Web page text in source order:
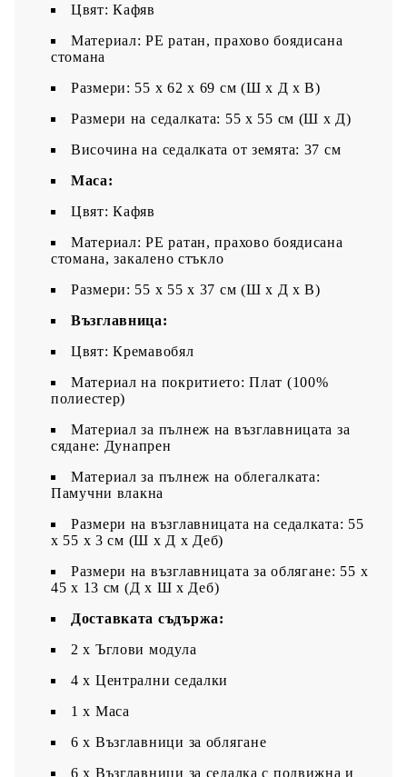
Цвят: Кафяв
Материал: PE ратан, прахово боядисана
стомана
Размери: 55 x 62 x 69 см (Ш x Д x В)
Размери на седалката: 55 x 55 cм (Ш x Д)
Височина на седалката от земята: 37 см
Маса:
Цвят: Кафяв
Материал: PE ратан, прахово боядисана
стомана, закалено стъкло
Размери: 55 x 55 x 37 см (Ш x Д x В)
Възглавница:
Цвят: Кремавобял
Материал на покритието: Плат (100%
полиестер)
Материал за пълнеж на възглавницата за
сядане: Дунапрен
Материал за пълнеж на облегалката:
Памучни влакна
Размери на възглавницата на седалката: 55
x 55 x 3 см (Ш x Д x Деб)
Размери на възглавницата за облягане: 55 x
45 x 13 см (Д х Ш x Деб)
Доставката съдържа:
2 x Ъглови модула
4 x Централни седалки
1 х Маса
6 х Възглавници за облягане
6 x Възглавници за седалка с подвижна и